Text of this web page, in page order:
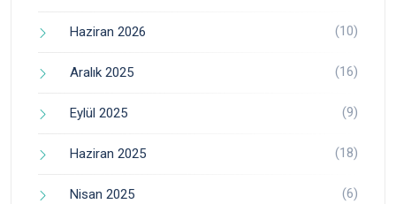
Haziran 2026 (10)
Aralık 2025 (16)
Eylül 2025 (9)
Haziran 2025 (18)
Nisan 2025 (6)